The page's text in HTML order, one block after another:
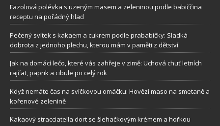
Fazolová polévka s uzeným masem a zeleninou podle babiččina
receptu na pořádný hlad
Pečený svítek s kakaem a cukrem podle prababičky: Sladká
dobrota z jednoho plechu, kterou mám v paměti z dětství
Jak na domácí lečo, které vás zahřeje v zimě: Uchová chuť letních
rajčat, paprik a cibule po celý rok
Když nemáte čas na svíčkovou omáčku: Hovězí maso na smetaně a
kořenové zelenině
Kakaový stracciatella dort se šlehačkovým krémem a hořkou